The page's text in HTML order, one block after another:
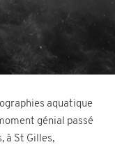
aquatique
génial passé
à St Gilles,